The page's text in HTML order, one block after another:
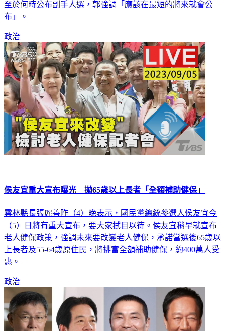
至於何時公布副手人選，郭強調「應該在最短的將來就會公
布」。
政治
侯友宜重大宣布曝光 拋65歲以上長者「全額補助健保」
雲林縣長張麗善昨（4）晚表示，國民黨總統參選人侯友宜今
（5）日將有重大宣布，要大家拭目以待。侯友宜稍早就宣布
老人健保政策，強調未來要改變老人健保，承諾當選後65歲以
上長者及55-64歲原住民，將排富全額補助健保，約400萬人受
惠。
政治